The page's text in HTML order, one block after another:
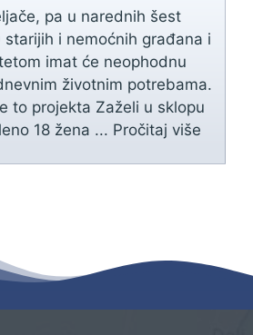
pa u narednih šest
starijih i nemoćnih građana i
imat će neophodnu
životnim potrebama.
to projekta Zaželi u sklopu
18 žena ... Pročitaj više